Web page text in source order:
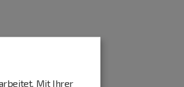
Mit Ihrer